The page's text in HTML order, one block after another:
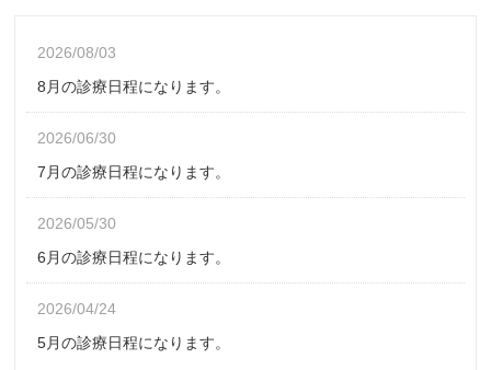
2026/08/03
8月の診療日程になります。
2026/06/30
7月の診療日程になります。
2026/05/30
6月の診療日程になります。
2026/04/24
5月の診療日程になります。